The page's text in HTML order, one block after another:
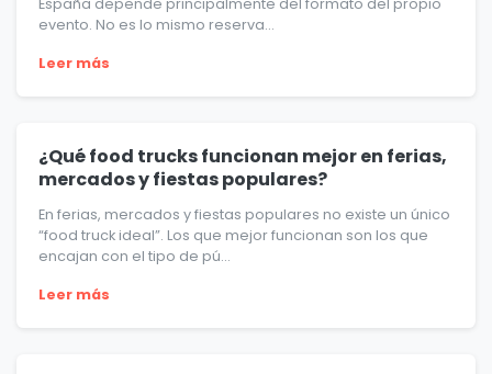
España depende principalmente del formato del propio
evento. No es lo mismo reserva...
Leer más
¿Qué food trucks funcionan mejor en ferias,
mercados y fiestas populares?
En ferias, mercados y fiestas populares no existe un único
“food truck ideal”. Los que mejor funcionan son los que
encajan con el tipo de pú...
Leer más